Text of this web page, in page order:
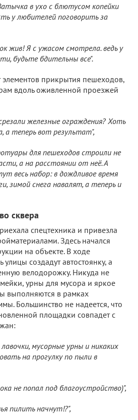
в ухо с блютусом копейки
у любителей поговорить за
жив! Я с ужасом смотрела. ведь у
будьте бдительны все".
элементов прикрытия пешеходов,
вдоль оживленной проезжей
железные ограждения? Хоть
а теперь вот результат",
для пешеходов строили не
а на расстоянии от неё. А
весь набор: в дождливое время
зимой снега навалят, а теперь и
сквера
спецтехника и привезла
Здесь начался
на объекте. В ходе
улицы создадут автостоянку, а
велодорожку. Никуда не
урны для мусора и яркое
выполняются в рамках
Большинство не надеется, что
площадки совпадет с
мусорные урны и никаких
на прогулку по пыли в
не попал под благоустройство)",
пилить начнут!?",